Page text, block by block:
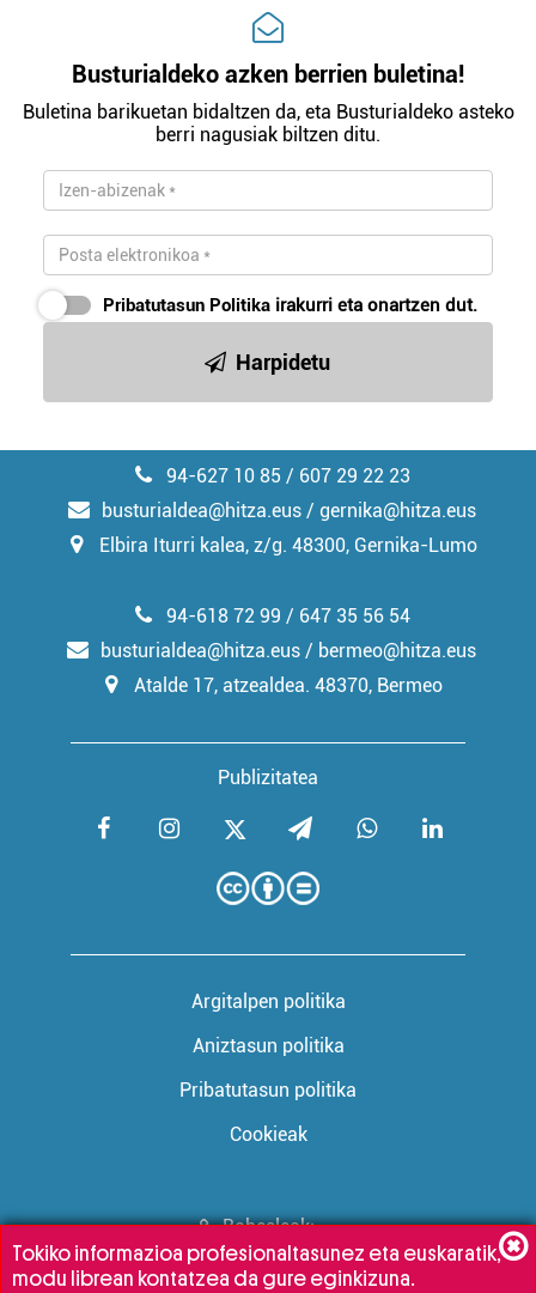
Busturialdeko azken berrien buletina!
Buletina barikuetan bidaltzen da, eta Busturialdeko asteko
berri nagusiak biltzen ditu.
Pribatutasun Politika irakurri eta onartzen dut.
Harpidetu
94-627 10 85 / 607 29 22 23
busturialdea@hitza.eus / gernika@hitza.eus
Elbira Iturri kalea, z/g. 48300, Gernika-Lumo
Publizitatea
94-618 72 99 / 647 35 56 54
busturialdea@hitza.eus / bermeo@hitza.eus
Atalde 17, atzealdea. 48370, Bermeo
Argitalpen politika
Aniztasun politika
Pribatutasun politika
Cookieak
Babesleak:
Tokiko informazioa profesionaltasunez eta euskaratik,
modu librean kontatzea da gure eginkizuna.